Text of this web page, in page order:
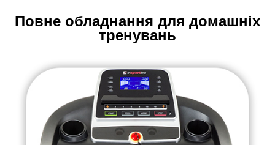
Повне обладнання для домашніх
тренувань